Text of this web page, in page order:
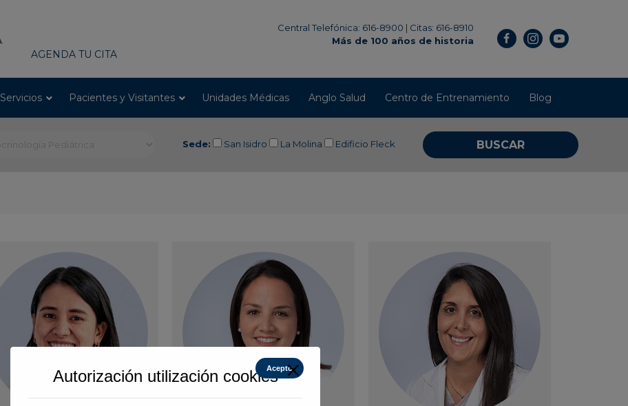
Central Telefónica: 616-8900 | Citas: 616-8910
Más de 100 años de historia
AGENDA TU CITA
Servicios Pacientes y Visitantes Unidades Médicas Anglo Salud Centro de Entrenamiento Blog
Sede: San Isidro La Molina Edificio Fleck
Autorización utilización cookiesAcepto